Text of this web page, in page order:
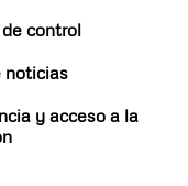
control
noticias
y acceso a la